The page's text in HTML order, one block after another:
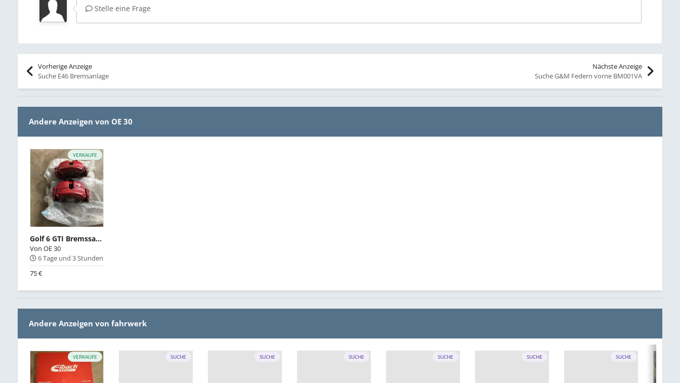
Stelle eine Frage
Vorherige Anzeige
Suche E46 Bremsanlage
Nächste Anzeige
Suche G&M Federn vorne BM001VA
Andere Anzeigen von OE 30
VERKAUFE
Golf 6 GTI Bremssattel vorne
VonOE 30
6 Tage und 3 Stunden
75 €
Andere Anzeigen von fahrwerk
VERKAUFE SUCHE SUCHE SUCHE SUCHE SUCHE SUCHE